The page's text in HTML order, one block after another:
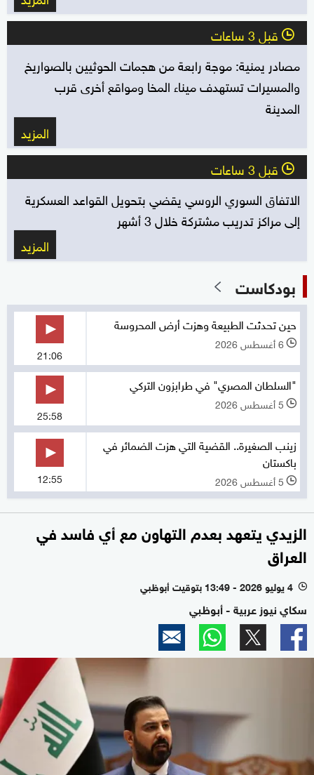
l قبل 3 ساعات
مصادر يمنية: موجة رابعة من هجمات الحوثيين بالصواريخ
والمسيرات تستهدف ميناء المخا ومواقع أخرى قرب
المدينة
المزيد
l قبل 3 ساعات
الاتفاق السوري الروسي يقضي بتحويل القواعد العسكرية
إلى مراكز تدريب مشتركة خلال 3 أشهر
المزيد
بودكاست
حين تحدثت الطبيعة وهزت أرض المحروسة
l 6 أغسطس 2026
21:06
"السلطان المصري" في طرابزون التركي
l 5 أغسطس 2026
25:58
زينب الصغيرة.. القضية التي هزت الضمائر في
باكستان
l 5 أغسطس 2026 12:55
الزيدي يتعهد بعدم التهاون مع أي فاسد في
العراق
l 4 يوليو 2026 - 13:49 بتوقيت أبوظبي
سكاي نيوز عربية - أبوظبي